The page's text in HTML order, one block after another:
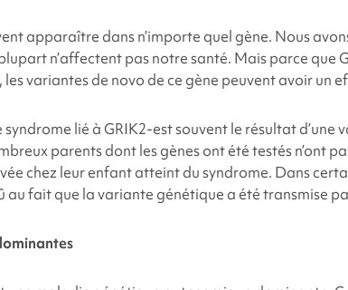
apparaître dans n’importe quel gène. Nous
n’affectent pas notre santé. Mais parce que
variantes de novo de ce gène peuvent avoir un
syndrome lié à GRIK2-est souvent le résultat d’une
parents dont les gènes ont été testés n’ont
chez leur enfant atteint du syndrome. Dans
au fait que la variante génétique a été transmise